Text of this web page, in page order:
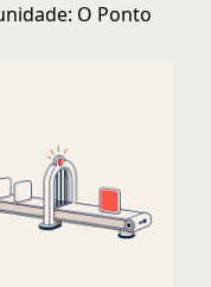
O Ponto